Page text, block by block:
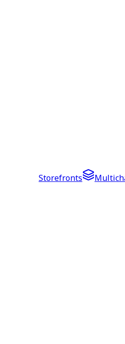
Storefronts